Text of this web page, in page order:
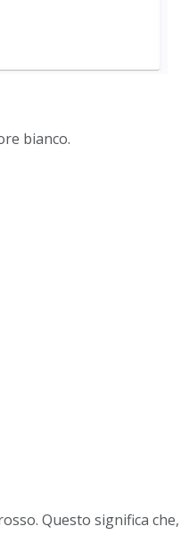
bianco.
Questo significa che,